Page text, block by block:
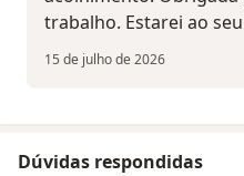
trabalho. Estarei ao
15 de julho de 2026
Dúvidas respondidas